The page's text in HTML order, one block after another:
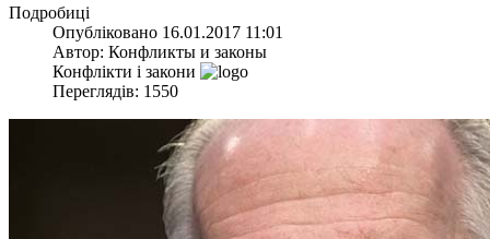
Подробиці
Опубліковано 16.01.2017 11:01
Автор: Конфликты и законы
Конфлікти і закони
Переглядів: 1550